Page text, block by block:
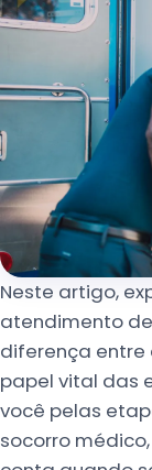
Neste artigo,
atendimento
diferença entre
papel vital das
você pelas
socorro